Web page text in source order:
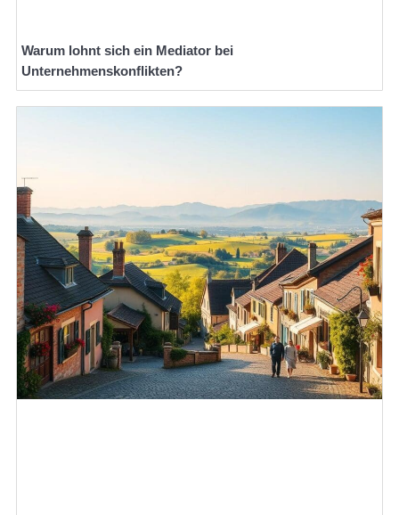
Warum lohnt sich ein Mediator bei
Unternehmenskonflikten?